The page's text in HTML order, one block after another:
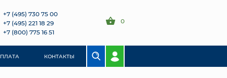
+7 (495) 730 75 00
+7 (495) 221 18 29
+7 (800) 775 16 51
0
КОНТАКТЫ